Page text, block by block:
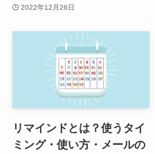
2022年12月26日
リマインドとは？使うタイ
ミング・使い方・メールの